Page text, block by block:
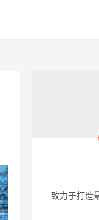
致力于打造